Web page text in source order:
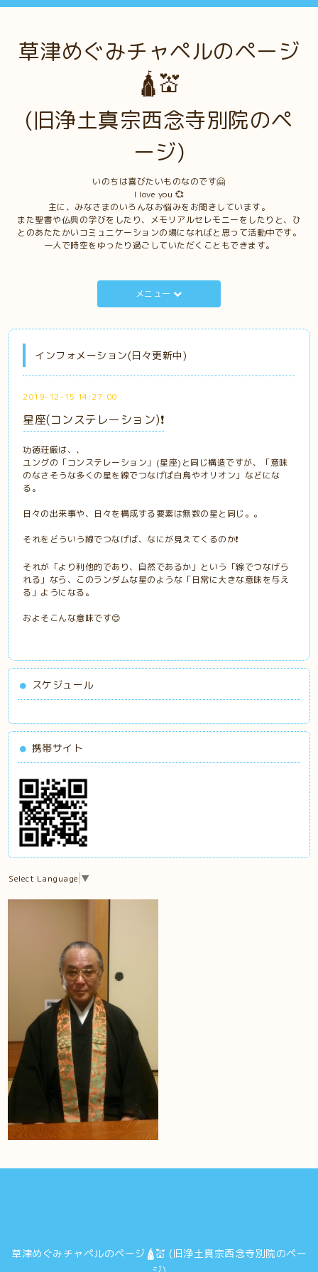
草津めぐみチャペルのページ
🛕💒
(旧浄土真宗西念寺別院のペ
ージ)
いのちは喜びたいものなのです🤗
I love you 💞
主に、みなさまのいろんなお悩みをお聞きしています。
また聖書や仏典の学びをしたり、メモリアルセレモニーをしたりと、ひ
とのあたたかいコミュニケーションの場になればと思って活動中です。
一人で時空をゆったり過ごしていただくこともできます。
メニュー
インフォメーション(日々更新中)
2019-12-15 14:27:00
星座(コンステレーション)❗️
功徳荘厳は、、
ユングの「コンステレーション」(星座)と同じ構造ですが、「意味
のなさそうな多くの星を線でつなげば白鳥やオリオン」などにな
る。
日々の出来事や、日々を構成する要素は無数の星と同じ。。
それをどういう線でつなげば、なにが見えてくるのか❗️
それが「より利他的であり、自然であるか」という「線でつなげら
れる」なら、このランダムな星のような「日常に大きな意味を与え
る」ようになる。
およそこんな意味です😊
スケジュール
携帯サイト
Select Language ▼
草津めぐみチャペルのページ🛕💒 (旧浄土真宗西念寺別院のペー